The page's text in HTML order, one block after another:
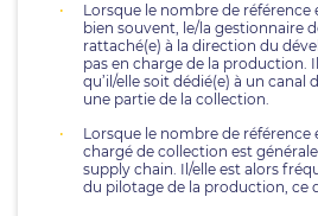
Lorsque le nombre de référence
bien souvent, le/la gestionnaire
rattaché(e) à la direction du
pas en charge de la production.
qu’il/elle soit dédié(e) à un canal
une partie de la collection.
Lorsque le nombre de référence
chargé de collection est
supply chain. Il/elle est alors
du pilotage de la production, ce